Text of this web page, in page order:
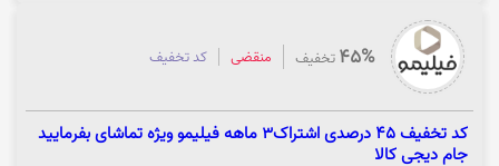
بازی گنج فیلیمو روی گزینه "خرید کنید" کلیک نمایید.
45% تخفیف منقضی کد تخفیف
کد تخفیف 45 درصدی اشتراک3 ماهه فیلیمو ویژه تماشای بفرمایید
جام دیجی کالا